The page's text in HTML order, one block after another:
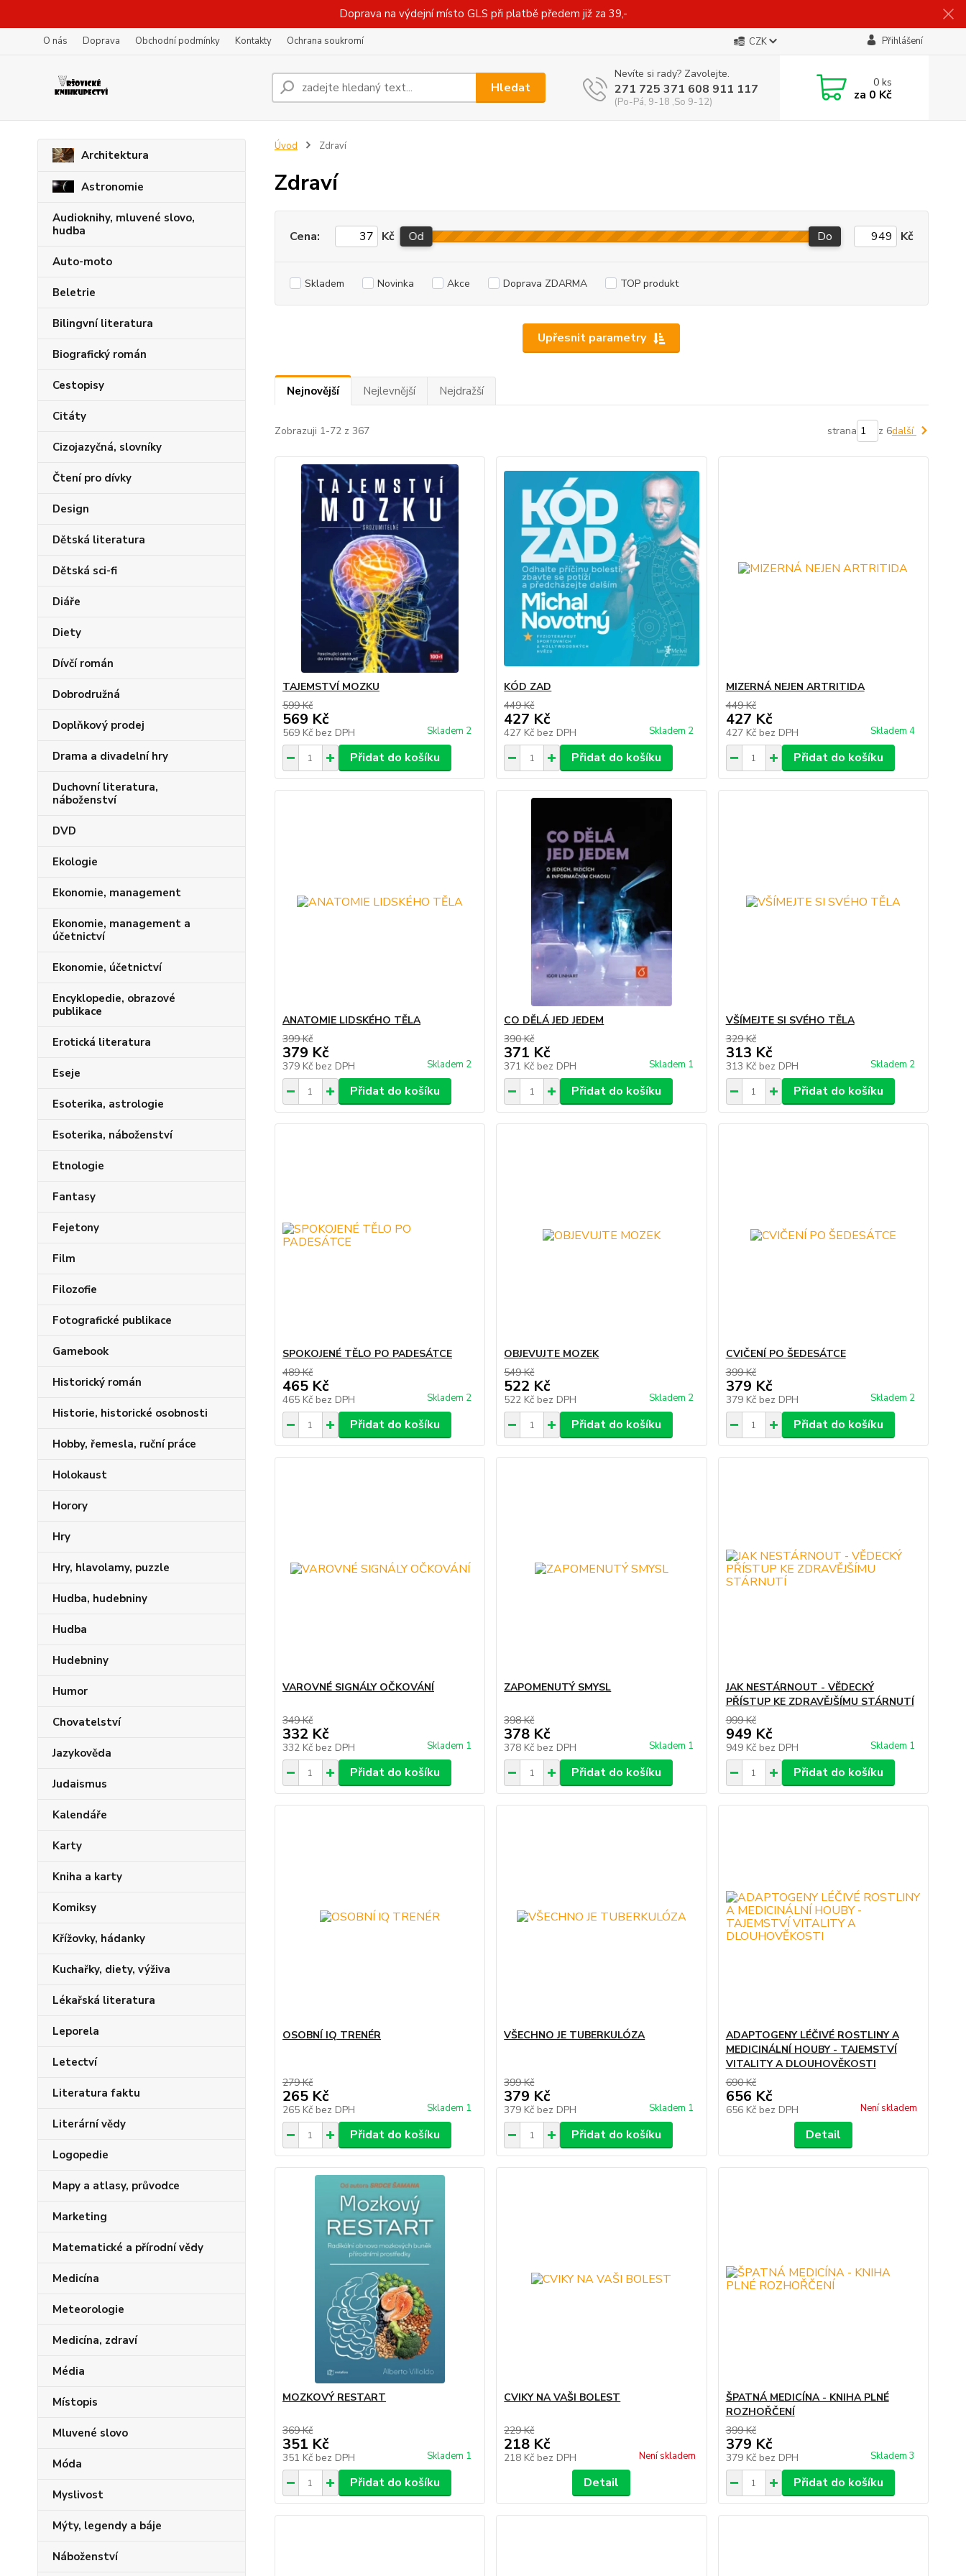
Doprava na výdejní místo GLS při platbě předem již za 39,-
O nás Doprava Obchodní podmínky Kontakty Ochrana soukromí CZK Přihlášení
Hledat
Nevíte si rady? Zavolejte.
271 725 371 608 911 117
(Po-Pá, 9-18 ,So 9-12)
0ks
za 0 Kč
Architektura
Astronomie
Audioknihy, mluvené slovo,
hudba
Auto-moto
Beletrie
Bilingvní literatura
Biografický román
Cestopisy
Citáty
Cizojazyčná, slovníky
Čtení pro dívky
Design
Dětská literatura
Dětská sci-fi
Diáře
Diety
Dívčí román
Dobrodružná
Doplňkový prodej
Drama a divadelní hry
Duchovní literatura,
náboženství
DVD
Ekologie
Ekonomie, management
Ekonomie, management a
účetnictví
Ekonomie, účetnictví
Encyklopedie, obrazové
publikace
Erotická literatura
Eseje
Esoterika, astrologie
Esoterika, náboženství
Etnologie
Fantasy
Fejetony
Film
Filozofie
Fotografické publikace
Gamebook
Historický román
Historie, historické osobnosti
Hobby, řemesla, ruční práce
Holokaust
Horory
Hry
Hry, hlavolamy, puzzle
Hudba, hudebniny
Hudba
Hudebniny
Humor
Chovatelství
Jazykověda
Judaismus
Kalendáře
Karty
Kniha a karty
Komiksy
Křížovky, hádanky
Kuchařky, diety, výživa
Lékařská literatura
Leporela
Letectví
Literatura faktu
Literární vědy
Logopedie
Mapy a atlasy, průvodce
Marketing
Matematické a přírodní vědy
Medicína
Meteorologie
Medicína, zdraví
Média
Místopis
Mluvené slovo
Móda
Myslivost
Mýty, legendy a báje
Náboženství
Úvod Zdraví
Zdraví
Upřesnit parametry
Cena: Kč Od Do Kč
Skladem Novinka Akce Doprava ZDARMA TOP produkt
Nejnovější Nejlevnější Nejdražší
Zobrazuji 1-72 z 367 strana z 6další
TAJEMSTVÍ MOZKU
599 Kč
569 Kč
569 Kč bez DPH Skladem 2
Přidat do košíku
KÓD ZAD
449 Kč
427 Kč
427 Kč bez DPH Skladem 2
Přidat do košíku
MIZERNÁ NEJEN ARTRITIDA
449 Kč
427 Kč
427 Kč bez DPH Skladem 4
Přidat do košíku
ANATOMIE LIDSKÉHO TĚLA
399 Kč
379 Kč
379 Kč bez DPH Skladem 2
Přidat do košíku
CO DĚLÁ JED JEDEM
390 Kč
371 Kč
371 Kč bez DPH Skladem 1
Přidat do košíku
VŠÍMEJTE SI SVÉHO TĚLA
329 Kč
313 Kč
313 Kč bez DPH Skladem 2
Přidat do košíku
SPOKOJENÉ TĚLO PO PADESÁTCE
489 Kč
465 Kč
465 Kč bez DPH Skladem 2
Přidat do košíku
OBJEVUJTE MOZEK
549 Kč
522 Kč
522 Kč bez DPH Skladem 2
Přidat do košíku
CVIČENÍ PO ŠEDESÁTCE
399 Kč
379 Kč
379 Kč bez DPH Skladem 2
Přidat do košíku
VAROVNÉ SIGNÁLY OČKOVÁNÍ
349 Kč
332 Kč
332 Kč bez DPH Skladem 1
Přidat do košíku
ZAPOMENUTÝ SMYSL
398 Kč
378 Kč
378 Kč bez DPH Skladem 1
Přidat do košíku
JAK NESTÁRNOUT - VĚDECKÝ
PŘÍSTUP KE ZDRAVĚJŠÍMU STÁRNUTÍ
999 Kč
949 Kč
949 Kč bez DPH Skladem 1
Přidat do košíku
OSOBNÍ IQ TRENÉR
279 Kč
265 Kč
265 Kč bez DPH Skladem 1
Přidat do košíku
VŠECHNO JE TUBERKULÓZA
399 Kč
379 Kč
379 Kč bez DPH Skladem 1
Přidat do košíku
ADAPTOGENY LÉČIVÉ ROSTLINY A
MEDICINÁLNÍ HOUBY - TAJEMSTVÍ
VITALITY A DLOUHOVĚKOSTI
690 Kč
656 Kč
656 Kč bez DPH Není skladem
Detail
MOZKOVÝ RESTART
369 Kč
351 Kč
351 Kč bez DPH Skladem 1
Přidat do košíku
CVIKY NA VAŠI BOLEST
229 Kč
218 Kč
218 Kč bez DPH Není skladem
Detail
ŠPATNÁ MEDICÍNA - KNIHA PLNÉ
ROZHOŘČENÍ
399 Kč
379 Kč
379 Kč bez DPH Skladem 3
Přidat do košíku